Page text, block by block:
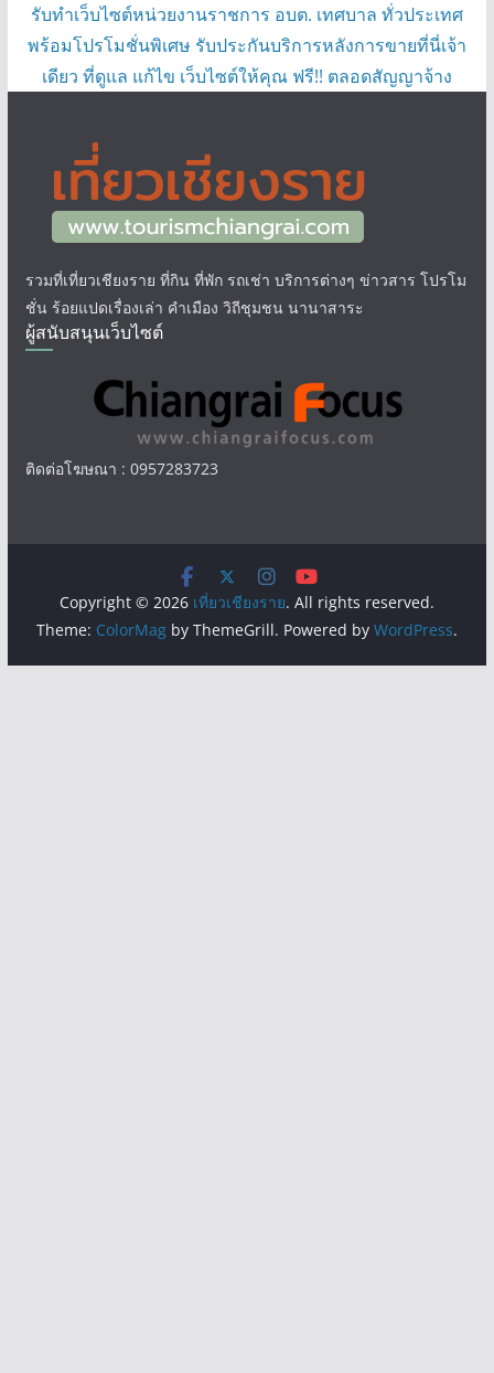
รับทำเว็บไซต์หน่วยงานราชการ อบต. เทศบาล ทั่วประเทศ
พร้อมโปรโมชั่นพิเศษ รับประกันบริการหลังการขายที่นี่เจ้า
เดียว ที่ดูแล แก้ไข เว็บไซต์ให้คุณ ฟรี!! ตลอดสัญญาจ้าง
รวมที่เที่ยวเชียงราย ที่กิน ที่พัก รถเช่า บริการต่างๆ ข่าวสาร โปรโม
ชั่น ร้อยแปดเรื่องเล่า คำเมือง วิถีชุมชน นานาสาระ
ผู้สนับสนุนเว็บไซต์
ติดต่อโฆษณา : 0957283723
Copyright © 2026 เที่ยวเชียงราย. All rights reserved.
Theme: ColorMagby ThemeGrill. Powered by WordPress.